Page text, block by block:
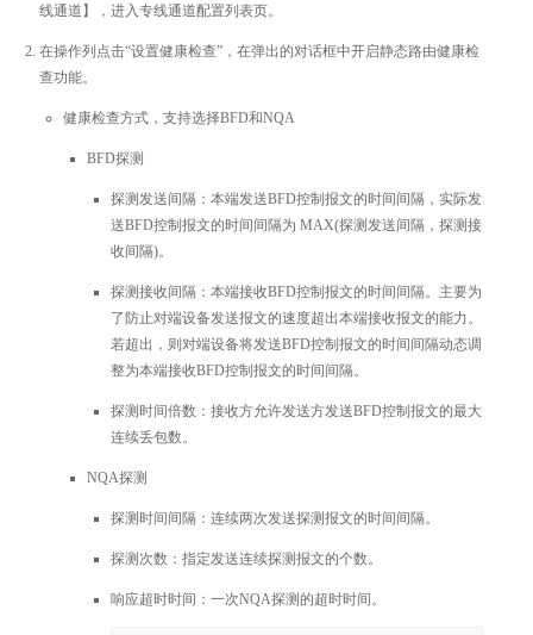
线通道】，进入专线通道配置列表页。
在操作列点击“设置健康检查”，在弹出的对话框中开启静态路由健康检
查功能。
健康检查方式，支持选择BFD和NQA
BFD探测
探测发送间隔：本端发送BFD控制报文的时间间隔，实际发
送BFD控制报文的时间间隔为 MAX(探测发送间隔，探测接
收间隔)。
探测接收间隔：本端接收BFD控制报文的时间间隔。主要为
了防止对端设备发送报文的速度超出本端接收报文的能力。
若超出，则对端设备将发送BFD控制报文的时间间隔动态调
整为本端接收BFD控制报文的时间间隔。
探测时间倍数：接收方允许发送方发送BFD控制报文的最大
连续丢包数。
NQA探测
探测时间间隔：连续两次发送探测报文的时间间隔。
探测次数：指定发送连续探测报文的个数。
响应超时时间：一次NQA探测的超时时间。